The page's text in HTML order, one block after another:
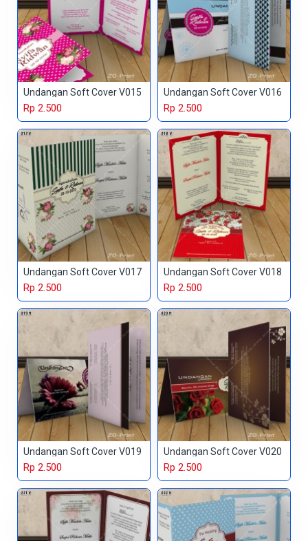
Undangan Soft Cover V015
Rp 2.500
Undangan Soft Cover V016
Rp 2.500
Undangan Soft Cover V017
Rp 2.500
Undangan Soft Cover V018
Rp 2.500
Undangan Soft Cover V019
Rp 2.500
Undangan Soft Cover V020
Rp 2.500